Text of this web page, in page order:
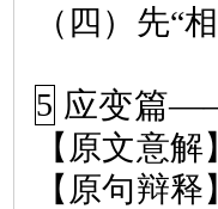
（四）先“
5 应变篇
【原文意解】
【原句辩释】